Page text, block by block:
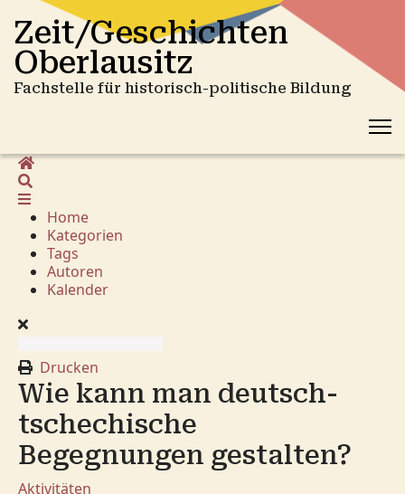
Zeit/Geschichten
Oberlausitz
Fachstelle für historisch-politische Bildung
Home
Home
Kategorien
Tags
Autoren
Kalender
Drucken
Wie kann man deutsch-
tschechische
Begegnungen gestalten?
Aktivitäten